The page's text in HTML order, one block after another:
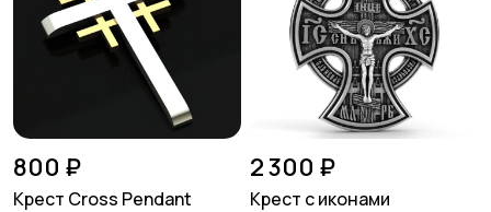
800 ₽
Крест Cross Pendant
2 300 ₽
Крест с иконами